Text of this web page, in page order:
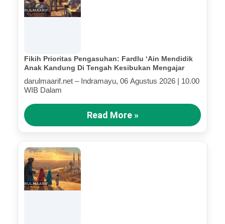
Fikih Prioritas Pengasuhan: Fardlu ‘Ain Mendidik
Anak Kandung Di Tengah Kesibukan Mengajar
darulmaarif.net – Indramayu, 06 Agustus 2026 | 10.00
WIB Dalam
Read More »